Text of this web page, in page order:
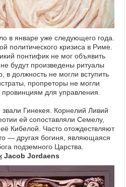
в январе уже следующего года.
политического кризиса в Риме.
понтифик не мог объявить
будут произведены ритуалы
в должность не могли вступить
пропреторы не могли
провинциям для управления.
Гинекея. Корнелий Ливий
ей сопоставляли Семелу,
Кибелой. Часто отождествляют
— другая богиня, являющаяся
подземного Царства.
Jacob Jordaens